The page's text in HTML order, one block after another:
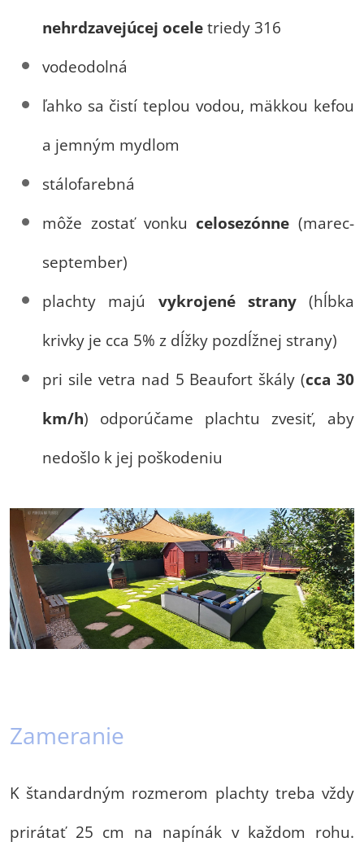
nehrdzavejúcej ocele triedy 316
vodeodolná
ľahko sa čistí teplou vodou, mäkkou kefou
a jemným mydlom
stálofarebná
môže zostať vonku celosezónne (marec-
september)
plachty majú vykrojené strany(hĺbka
krivky je cca 5% z dĺžky pozdĺžnej strany)
pri sile vetra nad 5 Beaufort škály (cca 30
km/h) odporúčame plachtu zvesiť, aby
nedošlo k jej poškodeniu
Zameranie
K štandardným rozmerom plachty treba vždy
prirátať 25 cm na napínák v každom rohu.